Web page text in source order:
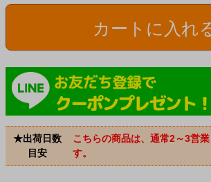
カートに入れ
★出荷日数
目安
こちらの商品は、通常2～3営
す。